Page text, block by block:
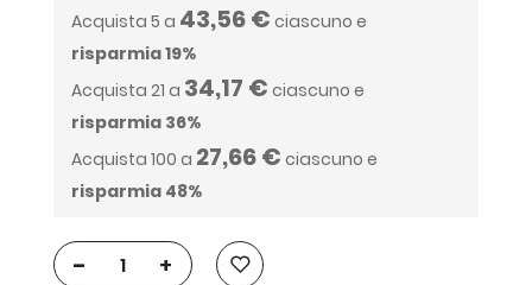
Acquista 5 a 43,56 € ciascuno e
risparmia19%
Acquista 21 a 34,17 € ciascuno e
risparmia 36%
Acquista 100 a 27,66 € ciascuno e
risparmia 48%
- +